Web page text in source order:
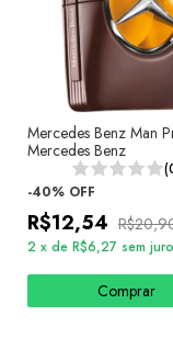
Mercedes Benz Man
Mercedes Benz
-40% OFF
R$12,54
2 x de R$6,27 sem
Comprar